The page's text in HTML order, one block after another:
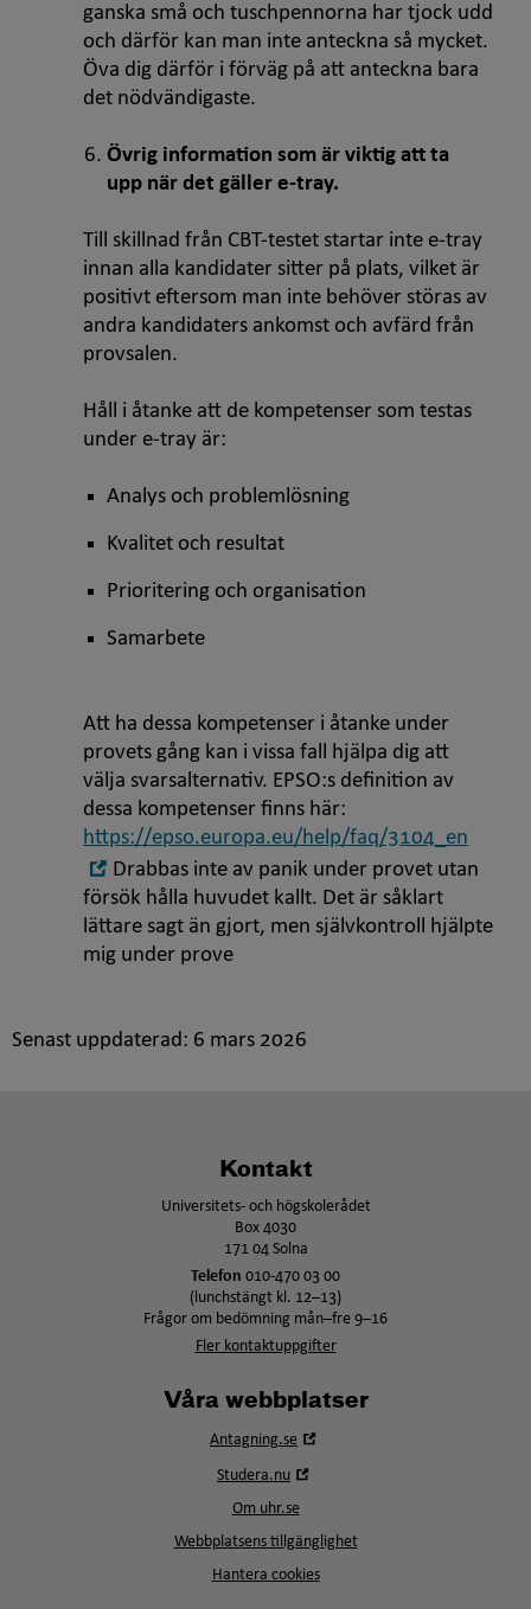
ganska små och tuschpennorna har tjock udd
och därför kan man inte anteckna så mycket.
Öva dig därför i förväg på att anteckna bara
det nödvändigaste.
Övrig information som är viktig att ta
upp när det gäller e-tray.
Till skillnad från CBT-testet startar inte e-tray
innan alla kandidater sitter på plats, vilket är
positivt eftersom man inte behöver störas av
andra kandidaters ankomst och avfärd från
provsalen.
Håll i åtanke att de kompetenser som testas
under e-tray är:
Analys och problemlösning
Kvalitet och resultat
Prioritering och organisation
Samarbete
Att ha dessa kompetenser i åtanke under
provets gång kan i vissa fall hjälpa dig att
välja svarsalternativ. EPSO:s definition av
dessa kompetenser finns här:
https://epso.europa.eu/help/faq/3104_en
Öppna
i
nytt
fönster
Drabbas inte av panik under provet utan
försök hålla huvudet kallt. Det är såklart
lättare sagt än gjort, men självkontroll hjälpte
mig under prove
Senast uppdaterad: 6 mars 2026
Kontakt
Universitets- och högskolerådet
Box 4030
171 04 Solna
Telefon 010-470 03 00
(lunchstängt kl. 12–13)
Frågor om bedömning mån–fre 9–16
Fler kontaktuppgifter
Våra webbplatser
Antagning.se
Studera.nu
fönster
Om uhr.se
Webbplatsens tillgänglighet
Hantera cookies